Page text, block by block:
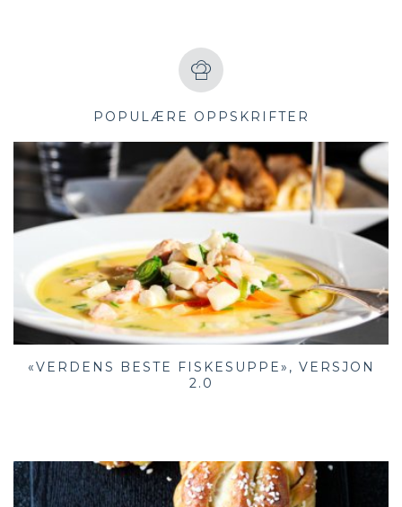
POPULÆRE OPPSKRIFTER
«VERDENS BESTE FISKESUPPE», VERSJON
2.0